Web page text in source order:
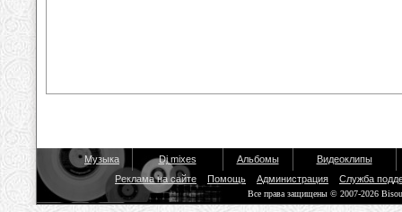
Музыка Dj mixes Альбомы
Видеоклипы
Реклама на сайте
Помощь Администрация Служба
Все права защищены © 2007-2026